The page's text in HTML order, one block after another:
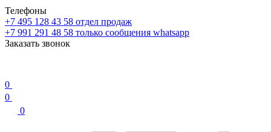
Телефоны
+7 495 128 43 58 отдел продаж
+7 991 291 48 58 только сообщения whatsapp
Заказать звонок
0
0
0